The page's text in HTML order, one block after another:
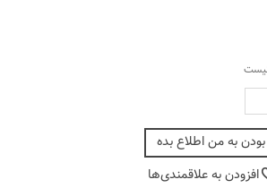
به من اطلاع بده
افزودن به علاقمندی‌ها